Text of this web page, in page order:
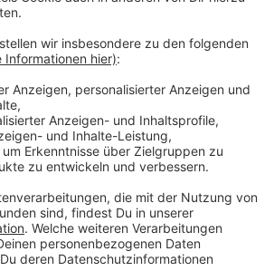
bietetFörderkurse
an. Diese finden
zwei Kurse für die Jahrgänge 5/6
Jahr steht der Plan laut Stadt
weil es nicht genügend
zusätzlich in den Ferien arbeiten